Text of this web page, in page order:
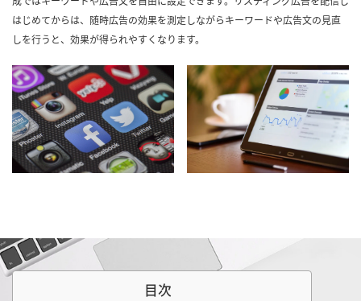
はじめてからは、随時広告の効果を測定しながらキーワードや広告文の見直
しを行うと、効果が得られやすくなります。
目次